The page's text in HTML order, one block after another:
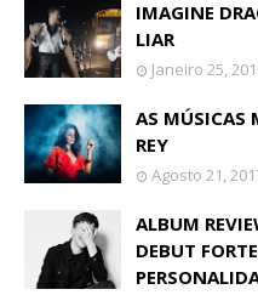
IMAGINE
LIAR
Janeiro 25,
AS MÚSICAS
REY
Agosto 21,
ALBUM
DEBUT